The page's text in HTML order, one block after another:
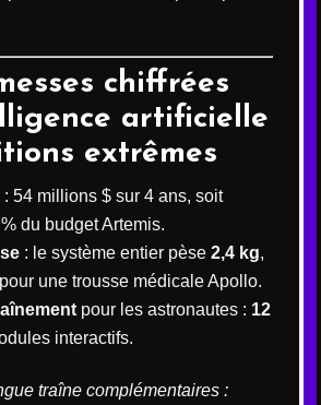
chiffrées
artificielle
extrêmes
: 54 millions $ sur 4 ans, soit
du budget Artemis.
: le système entier pèse 2,4 kg,
pour une trousse médicale Apollo.
pour les astronautes : 12
interactifs.
traîne complémentaires :